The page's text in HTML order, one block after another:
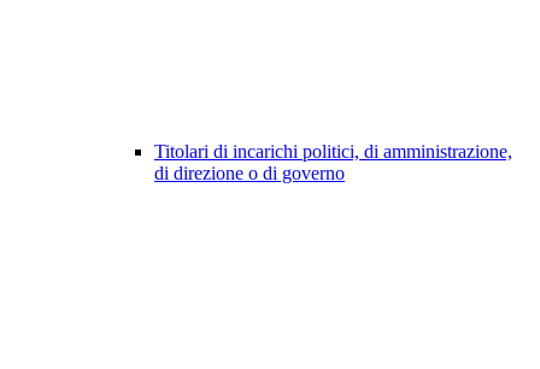
Titolari di incarichi politici, di amministrazione,
di direzione o di governo